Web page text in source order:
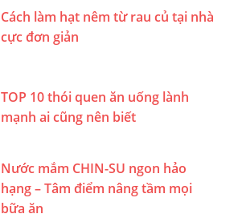
Cách làm hạt nêm từ rau củ tại nhà
cực đơn giản
TOP 10 thói quen ăn uống lành
mạnh ai cũng nên biết
Nước mắm CHIN-SU ngon hảo
hạng – Tâm điểm nâng tầm mọi
bữa ăn